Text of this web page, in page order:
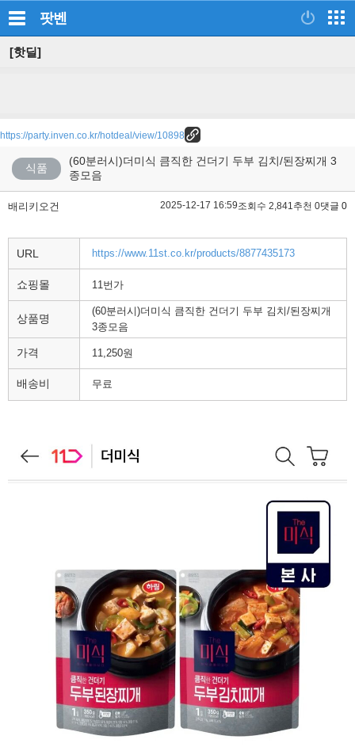
팟벤
[핫딜]
https://party.inven.co.kr/hotdeal/view/10898
식품
(60분러시)더미식 큼직한 건더기 두부 김치/된장찌개 3
종모음
배리키오건 2025-12-17 16:59조회수 2,841추천 0댓글 0
URL https://www.11st.co.kr/products/8877435173
쇼핑몰 11번가
상품명
(60분러시)더미식 큼직한 건더기 두부 김치/된장찌개
3종모음
가격 11,250원
배송비 무료